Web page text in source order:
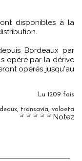
disponibles à la
Bordeaux par
opéré par la dérive
opérés jusqu'au
Lu 1209 fois
, transavia, voloeta
Notez